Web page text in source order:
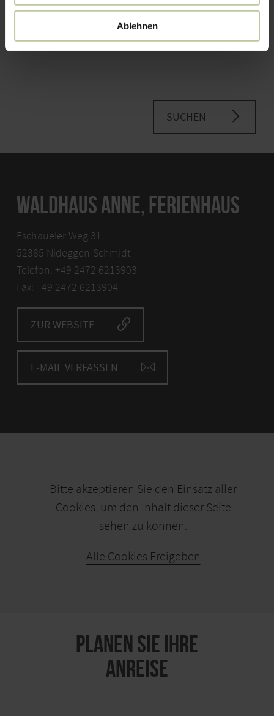
Ablehnen
Kinder Bitte Alter angeben
SUCHEN
WALDHAUS ANNE, FERIENHAUS
Eschaueler Weg 31
52385 Nideggen-Schmidt
Telefon: +49 2472 6213903
Fax: +49 2472 6213904
ZUR WEBSITE
E-MAIL VERFASSEN
Bitte akzeptieren Sie den Einsatz aller
Cookies, um den Inhalt dieser Seite
sehen zu können.
Alle Cookies Freigeben
PLANEN SIE IHRE
ANREISE